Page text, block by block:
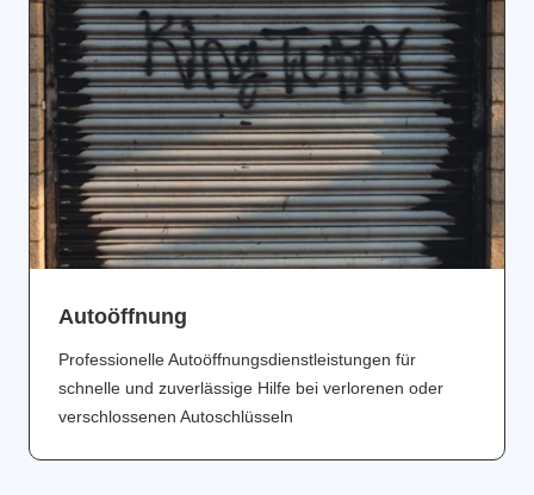
Аutoöffnung
Professionelle Autoöffnungsdienstleistungen für
schnelle und zuverlässige Hilfe bei verlorenen oder
verschlossenen Autoschlüsseln